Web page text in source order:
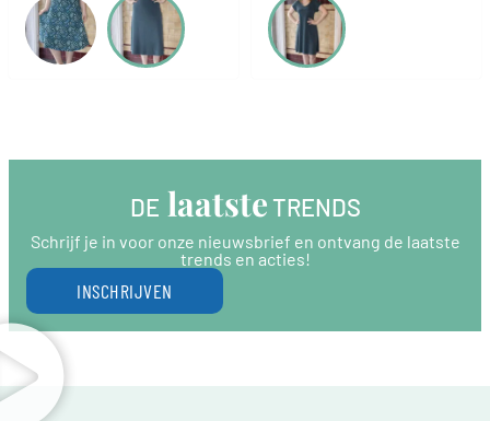
DE laatste TRENDS
Schrijf je in voor onze nieuwsbrief en ontvang de laatste
trends en acties!
INSCHRIJVEN